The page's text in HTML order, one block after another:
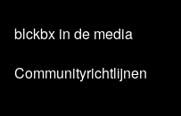
blckbx in de media
Communityrichtlijnen